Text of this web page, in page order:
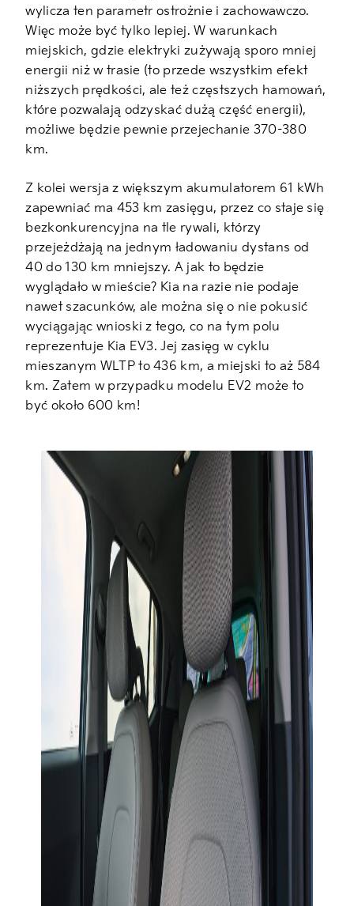
wylicza ten parametr ostrożnie i zachowawczo.
Więc może być tylko lepiej. W warunkach
miejskich, gdzie elektryki zużywają sporo mniej
energii niż w trasie (to przede wszystkim efekt
niższych prędkości, ale też częstszych hamowań,
które pozwalają odzyskać dużą część energii),
możliwe będzie pewnie przejechanie 370-380
km.
Z kolei wersja z większym akumulatorem 61 kWh
zapewniać ma 453 km zasięgu, przez co staje się
bezkonkurencyjna na tle rywali, którzy
przejeżdżają na jednym ładowaniu dystans od
40 do 130 km mniejszy. A jak to będzie
wyglądało w mieście? Kia na razie nie podaje
nawet szacunków, ale można się o nie pokusić
wyciągając wnioski z tego, co na tym polu
reprezentuje Kia EV3. Jej zasięg w cyklu
mieszanym WLTP to 436 km, a miejski to aż 584
km. Zatem w przypadku modelu EV2 może to
być około 600 km!